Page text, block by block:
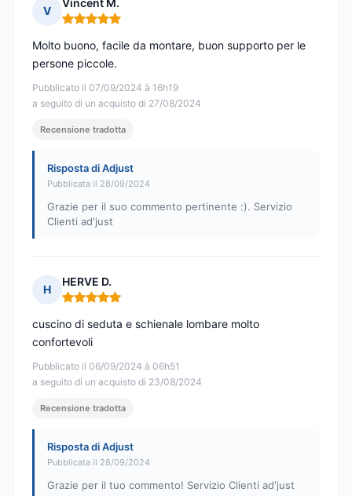
V
Vincent M.
Nota: 5 su 5
Pubblicato il 07/09/2024 à 16h19
a seguito di un acquisto di 27/08/2024
Molto buono, facile da montare, buon supporto per le
persone piccole.
Recensione tradotta
Risposta di Adjust
Pubblicata il 28/09/2024
Grazie per il suo commento pertinente :). Servizio
Clienti ad'just
H
HERVE D.
Nota: 5 su 5
Pubblicato il 06/09/2024 à 06h51
a seguito di un acquisto di 23/08/2024
cuscino di seduta e schienale lombare molto
confortevoli
Recensione tradotta
Risposta di Adjust
Pubblicata il 28/09/2024
Grazie per il tuo commento! Servizio Clienti ad'just